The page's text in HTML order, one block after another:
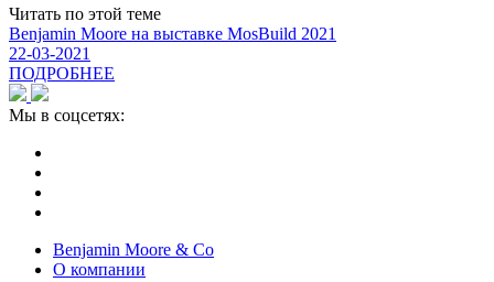
Читать по этой теме
Benjamin Moore на выставке MosBuild 2021
22-03-2021
ПОДРОБНЕЕ
Мы в соцсетях:
Benjamin Moore & Co
О компании